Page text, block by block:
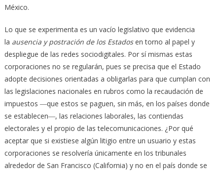
México.
Lo que se experimenta es un vacío legislativo que evidencia
la ausencia y postración de los Estadosen torno al papel y
despliegue de las redes sociodigitales. Por sí mismas estas
corporaciones no se regularán, pues se precisa que el Estado
adopte decisiones orientadas a obligarlas para que cumplan con
las legislaciones nacionales en rubros como la recaudación de
impuestos ―que estos se paguen, sin más, en los países donde
se establecen―, las relaciones laborales, las contiendas
electorales y el propio de las telecomunicaciones. ¿Por qué
aceptar que si existiese algún litigio entre un usuario y estas
corporaciones se resolvería únicamente en los tribunales
alrededor de San Francisco (California) y no en el país donde se